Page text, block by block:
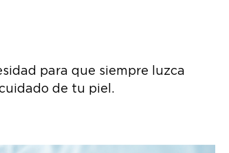
para que siempre luzca
de tu piel.